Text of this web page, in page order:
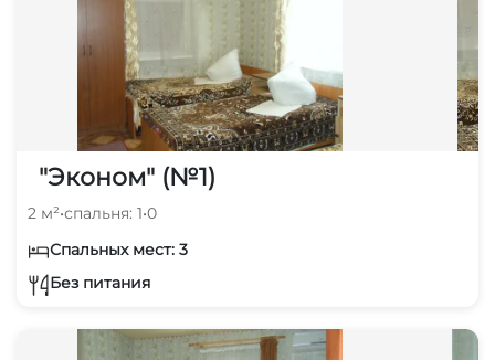
"Эконом" (№1)
2 м²•спальня: 1•0
Спальных мест: 3
Без питания